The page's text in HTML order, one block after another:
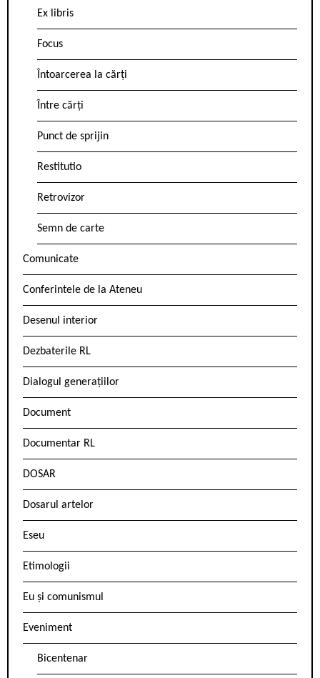
Ex libris
Focus
Întoarcerea la cărți
Între cărți
Punct de sprijin
Restitutio
Retrovizor
Semn de carte
Comunicate
Conferintele de la Ateneu
Desenul interior
Dezbaterile RL
Dialogul generațiilor
Document
Documentar RL
DOSAR
Dosarul artelor
Eseu
Etimologii
Eu și comunismul
Eveniment
Bicentenar